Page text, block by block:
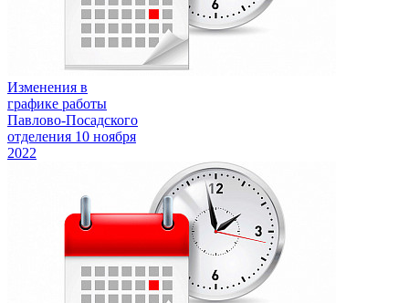
Изменения в
графике работы
Павлово-Посадского
отделения 10 ноября
2022